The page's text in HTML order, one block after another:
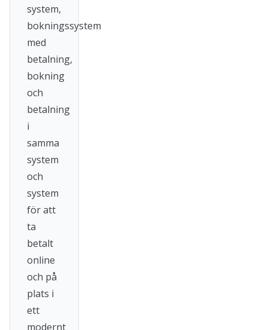
system,
bokningssystem
med
betalning,
bokning
och
betalning
i
samma
system
och
system
för att
ta
betalt
online
och på
plats i
ett
modernt